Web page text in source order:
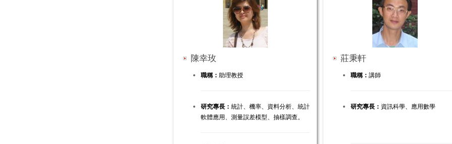
陳幸玫
職稱： 助理教授
研究專長： 統計、機率、資料分析、統計
軟體應用、測量誤差模型、抽樣調查。
莊秉軒
職稱：講師
研究專長： 資訊科學、應用數學